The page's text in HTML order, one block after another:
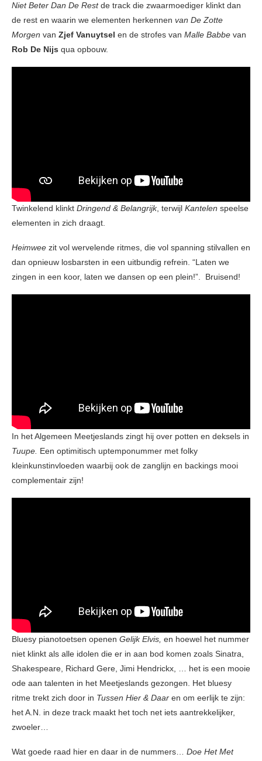
Niet Beter Dan De Restde track die zwaarmoediger klinkt dan
de rest en waarin we elementen herkennen van De Zotte
Morgen van Zjef Vanuytsel en de strofes van Malle Babbe van
Rob De Nijs qua opbouw.
Twinkelend klinkt Dringend & Belangrijk, terwijl Kantelen speelse
elementen in zich draagt.
Heimwee zit vol wervelende ritmes, die vol spanning stilvallen en
dan opnieuw losbarsten in een uitbundig refrein. “Laten we
zingen in een koor, laten we dansen op een plein!”. Bruisend!
In het Algemeen Meetjeslands zingt hij over potten en deksels in
Tuupe. Een optimitisch uptemponummer met folky
kleinkunstinvloeden waarbij ook de zanglijn en backings mooi
complementair zijn!
Bluesy pianotoetsen openen Gelijk Elvis, en hoewel het nummer
niet klinkt als alle idolen die er in aan bod komen zoals Sinatra,
Shakespeare, Richard Gere, Jimi Hendrickx, … het is een mooie
ode aan talenten in het Meetjeslands gezongen. Het bluesy
ritme trekt zich door in Tussen Hier & Daar en om eerlijk te zijn:
het A.N. in deze track maakt het toch net iets aantrekkelijker,
zwoeler…
Wat goede raad hier en daar in de nummers… Doe Het Met